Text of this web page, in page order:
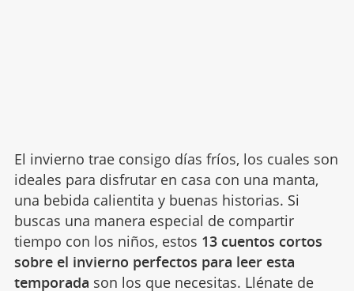
El invierno trae consigo días fríos, los cuales son
ideales para disfrutar en casa con una manta,
una bebida calientita y buenas historias. Si
buscas una manera especial de compartir
tiempo con los niños, estos 13 cuentos cortos
sobre el invierno perfectos para leer esta
temporada son los que necesitas. Llénate de